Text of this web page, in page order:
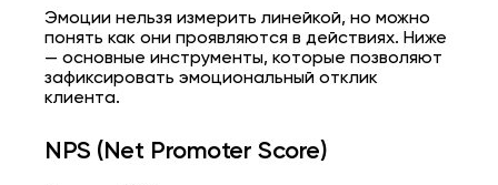
Эмоции нельзя измерить линейкой, но можно
понять как они проявляются в действиях. Ниже
— основные инструменты, которые позволяют
зафиксировать эмоциональный отклик
клиента.
NPS (Net Promoter Score)